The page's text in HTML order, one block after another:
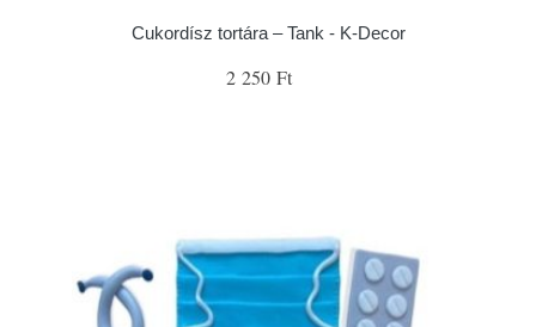
Cukordísz tortára – Tank - K-Decor
2 250 Ft